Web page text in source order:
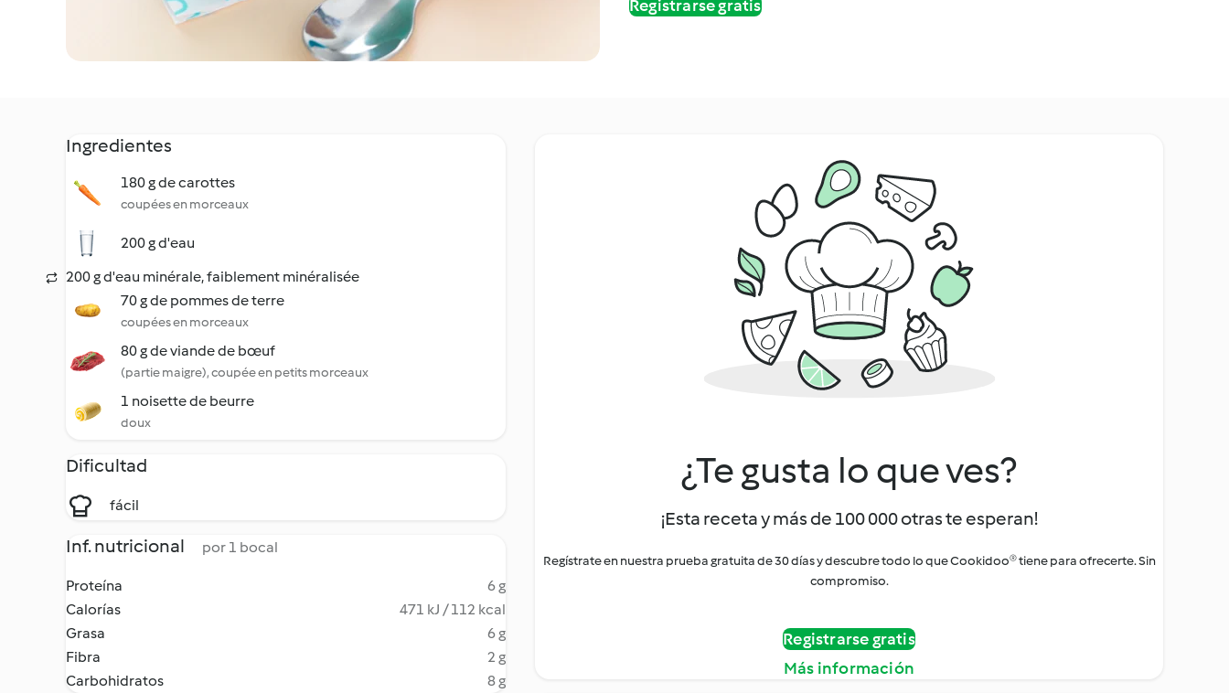
Registrarse gratis
Ingredientes
180 g de carottes
coupées en morceaux
200 g d'eau
200 g d'eau minérale, faiblement minéralisée
70 g de pommes de terre
coupées en morceaux
80 g de viande de bœuf
(partie maigre), coupée en petits morceaux
1 noisette de beurre
doux
Dificultad
fácil
Inf. nutricional por 1 bocal
Proteína
6 g
Calorías
471 kJ / 112 kcal
Grasa
6 g
Fibra
2 g
Carbohidratos
8 g
¿Te gusta lo que ves?
¡Esta receta y más de 100 000 otras te esperan!
Regístrate en nuestra prueba gratuita de 30 días y descubre todo lo que Cookidoo® tiene para ofrecerte. Sin
compromiso.
Registrarse gratis
Más información